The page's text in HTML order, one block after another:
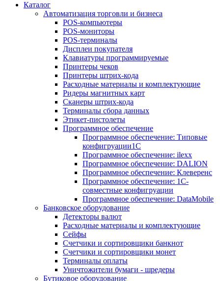
Каталог
Автоматизация торговли и бизнеса
POS-компьютеры
POS-мониторы
POS-терминалы
Дисплеи покупателя
Клавиатуры программируемые
Принтеры чеков
Принтеры штрих-кода
Расходные материалы и комплектующие
Ридеры магнитных карт
Сканеры штрих-кода
Терминалы сбора данных
Этикет-пистолеты
Программное обеспечение
Программное обеспечение: Типовые
конфигруации1С
Программное обеспечение: ilexx
Программное обеспечение: DALION
Программное обеспечение: Клеверенс
Программное обеспечение: 1С-
совместные конфигруации
Программное обеспечение: DataMobile
Банковское оборудование
Детекторы валют
Расходные материалы и комплектующие
Сейфы
Счетчики и сортировщики банкнот
Счетчики и сортировщики монет
Терминалы оплаты
Уничтожители бумаги - шредеры
Бутиковое оборудование